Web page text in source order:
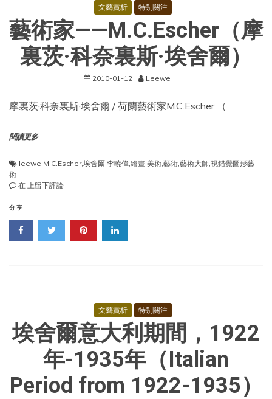
文藝賞析 特别關注
藝術家——M.C.Escher（摩
裏茨·科奈裏斯·埃舍爾）
2010-01-12 Leewe
摩裏茨·科奈裏斯·埃舍爾 / 荷蘭藝術家M.C.Escher （
閱讀更多
leewe,M.C.Escher,埃舍爾,李曉偉,繪畫,美術,藝術,藝術大師,視錯覺圖形藝
術
在 藝
——
M.C.Escher（摩
裏
埃
舍
上留下評論
分享
文藝賞析 特别關注
埃舍爾意大利期間，1922
年-1935年（Italian
Period from 1922-1935）